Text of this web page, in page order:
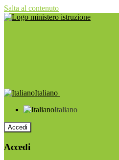
Salta al contenuto
Italiano
Italiano
Accedi
Accedi